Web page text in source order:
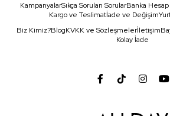
KampanyalarSıkça Sorulan SorularBanka
Kargo ve Teslimatİade ve Değişim
Biz Kimiz?BlogKVKK ve Sözleşmelerİletişim
Kolay İade